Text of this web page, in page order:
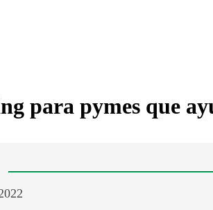
para pymes que